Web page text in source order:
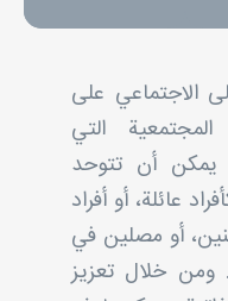
الاجتماعي على
التي
يمكن أن تتوحد
عائلة، أو أفراد
أو مصلين في
ومن خلال تعزيز